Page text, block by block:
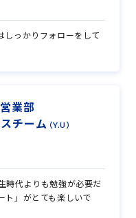
しっかりフォローをして
業部
チーム（Y.U）
時代よりも勉強が必要だ
ト」がとても楽しいで